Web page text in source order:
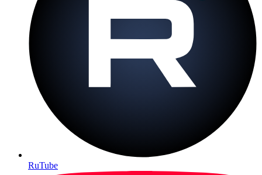
RuTube